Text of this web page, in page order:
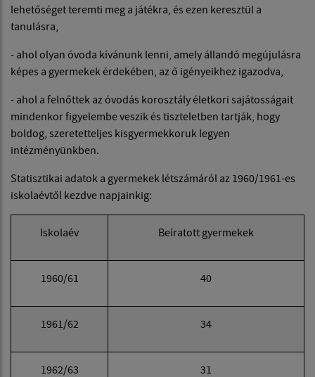
lehetőséget teremti meg a játékra, és ezen keresztül a
tanulásra,
- ahol olyan óvoda kívánunk lenni, amely állandó megújulásra
képes a gyermekek érdekében, az ő igényeikhez igazodva,
- ahol a felnőttek az óvodás korosztály életkori sajátosságait
mindenkor figyelembe veszik és tiszteletben tartják, hogy
boldog, szeretetteljes kisgyermekkoruk legyen
intézményünkben.
Statisztikai adatok a gyermekek létszámáról az 1960/1961-es
iskolaévtől kezdve napjainkig:
Iskolaév Beíratott gyermekek
1960/61 40
1961/62 34
1962/63 31